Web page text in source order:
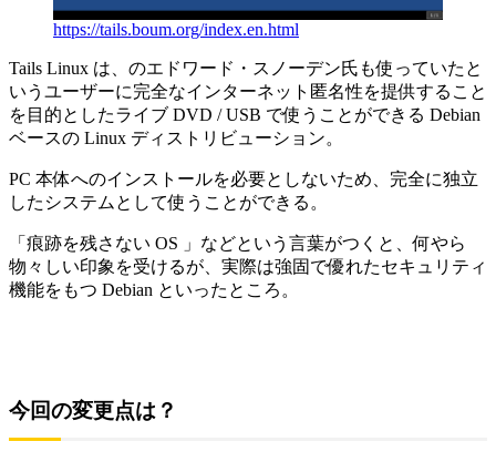
https://tails.boum.org/index.en.html
Tails Linux は、のエドワード・スノーデン氏も使っていたと
いうユーザーに完全なインターネット匿名性を提供すること
を目的としたライブ DVD / USB で使うことができる Debian
ベースの Linux ディストリビューション。
PC 本体へのインストールを必要としないため、完全に独立
したシステムとして使うことができる。
「痕跡を残さない OS 」などという言葉がつくと、何やら
物々しい印象を受けるが、実際は強固で優れたセキュリティ
機能をもつ Debian といったところ。
今回の変更点は？